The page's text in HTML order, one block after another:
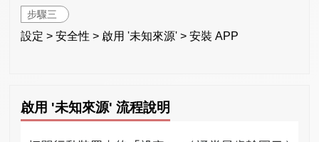
步驟三
設定 > 安全性 > 啟用 '未知來源' > 安裝 APP
啟用 '未知來源' 流程說明